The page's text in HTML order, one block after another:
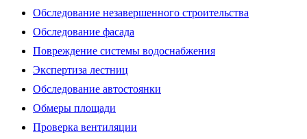
Обследование незавершенного строительства
Обследование фасада
Повреждение системы водоснабжения
Экспертиза лестниц
Обследование автостоянки
Обмеры площади
Проверка вентиляции